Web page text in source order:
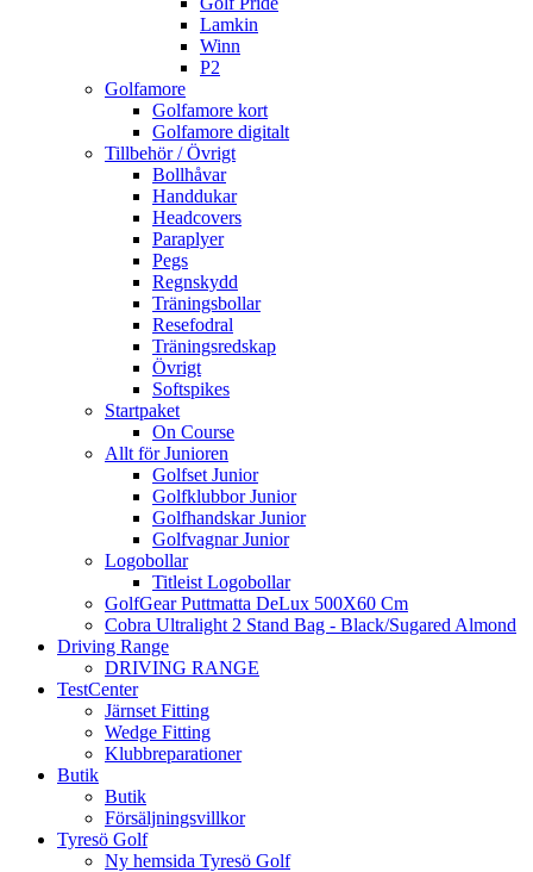
Lamkin
Winn
P2
Golfamore
Golfamore kort
Golfamore digitalt
Tillbehör / Övrigt
Bollhåvar
Handdukar
Headcovers
Paraplyer
Pegs
Regnskydd
Träningsbollar
Resefodral
Träningsredskap
Övrigt
Softspikes
Startpaket
On Course
Allt för Junioren
Golfset Junior
Golfklubbor Junior
Golfhandskar Junior
Golfvagnar Junior
Logobollar
Titleist Logobollar
GolfGear Puttmatta DeLux 500X60 Cm
Cobra Ultralight 2 Stand Bag - Black/Sugared Almond
Driving Range
DRIVING RANGE
TestCenter
Järnset Fitting
Wedge Fitting
Klubbreparationer
Butik
Butik
Försäljningsvillkor
Tyresö Golf
Ny hemsida Tyresö Golf